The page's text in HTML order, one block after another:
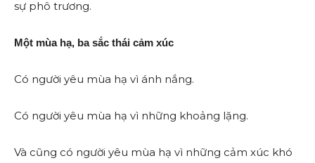
sự phô trương.
Một mùa hạ, ba sắc thái cảm xúc
Có người yêu mùa hạ vì ánh nắng.
Có người yêu mùa hạ vì những khoảng lặng.
Và cũng có người yêu mùa hạ vì những cảm xúc khó